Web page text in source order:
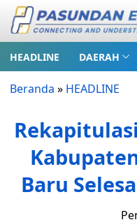
HEADLINE DAERAH
Beranda » HEADLINE
Baru